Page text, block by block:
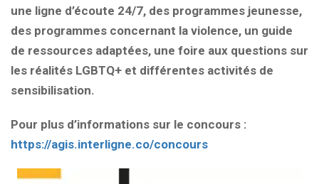
une ligne d’écoute 24/7, des programmes jeunesse,
des programmes concernant la violence, un guide
de ressources adaptées, une foire aux questions sur
les réalités LGBTQ+ et différentes activités de
sensibilisation.
Pour plus d’informations sur le concours :
https://agis.interligne.co/concours